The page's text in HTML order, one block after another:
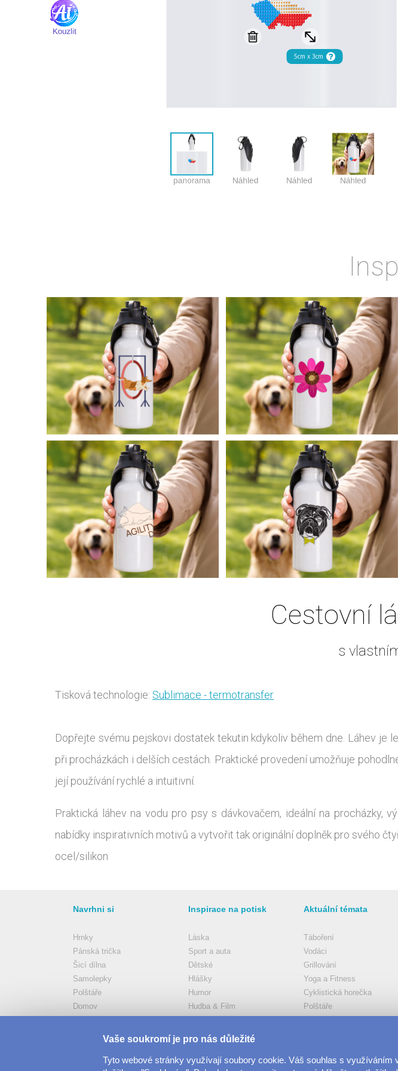
Cestovní
s
Tisková technologie: Sublimace - termotransfer
Dopřejte svému pejskovi dostatek tekutin kdykoliv během dne. Láhev je
při procházkách i delších cestách. Praktické provedení umožňuje
její používání rychlé a intuitivní.
Praktická láhev na vodu pro psy s dávkovačem, ideální na
nabídky inspirativních motivů a vytvořit tak originální doplněk pro svého
ocel/silikon
Navrhni si
Hrnky
Pánská trička
Šicí dílna
Samolepky
Polštáře
Domov
Inspirace na potisk
Láska
Sport a auta
Dětské
Hlášky
Humor
Hudba & Film
Aktuální témata
Táboření
Vodáci
Grillování
Yoga a Fitness
Cyklistická horečka
Polštáře
Vesmír
Vaše soukromí je pro nás důležité
Tyto webové stránky využívají soubory cookie. Váš souhlas s využíváním